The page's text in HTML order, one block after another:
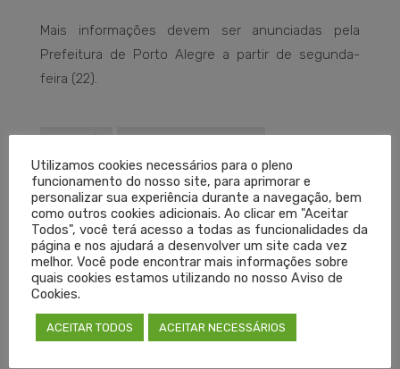
Mais informações devem ser anunciadas pela
Prefeitura de Porto Alegre a partir de segunda-
feira (22).
COVID-19 PORTO ALEGRE POA VACINA COVID
PORTO ALEGRE VACINA VACINA COVID
VACINA COVID-19 VACINAÇÃO CORONA
VACINAÇÃO CORONAVÍRUS VACINAÇÃO COVID-19
LEIA MAIS
PUBLICADO EM CORONAVÍRUS,NOTÍCIAS
Utilizamos cookies necessários para o pleno
funcionamento do nosso site, para aprimorar e
personalizar sua experiência durante a navegação, bem
como outros cookies adicionais. Ao clicar em "Aceitar
Todos", você terá acesso a todas as funcionalidades da
página e nos ajudará a desenvolver um site cada vez
melhor. Você pode encontrar mais informações sobre
quais cookies estamos utilizando no nosso Aviso de
Cookies.
ACEITAR TODOS ACEITAR NECESSÁRIOS